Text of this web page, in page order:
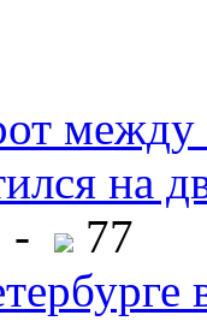
на
-
77